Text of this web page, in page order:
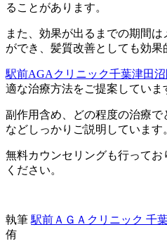
ることがあります。
また、効果が出るまでの期間
ができ、髪質改善としても効果
駅前AGAクリニック千葉津田沼
適な治療方法をご提案していま
副作用含め、どの程度の治療
などしっかりご説明しています
無料カウンセリングも行って
ください。
執筆 駅前ＡＧＡクリニック 千
侑